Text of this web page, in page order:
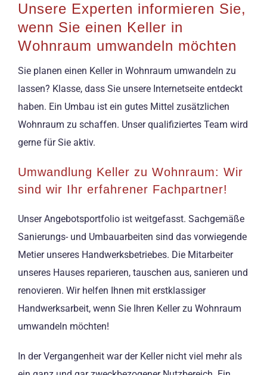
Unsere Experten informieren Sie,
wenn Sie einen Keller in
Wohnraum umwandeln möchten
Sie planen einen Keller in Wohnraum umwandeln zu
lassen? Klasse, dass Sie unsere Internetseite entdeckt
haben. Ein Umbau ist ein gutes Mittel zusätzlichen
Wohnraum zu schaffen. Unser qualifiziertes Team wird
gerne für Sie aktiv.
Umwandlung Keller zu Wohnraum: Wir
sind wir Ihr erfahrener Fachpartner!
Unser Angebotsportfolio ist weitgefasst. Sachgemäße
Sanierungs- und Umbauarbeiten sind das vorwiegende
Metier unseres Handwerksbetriebes. Die Mitarbeiter
unseres Hauses reparieren, tauschen aus, sanieren und
renovieren. Wir helfen Ihnen mit erstklassiger
Handwerksarbeit, wenn Sie Ihren Keller zu Wohnraum
umwandeln möchten!
In der Vergangenheit war der Keller nicht viel mehr als